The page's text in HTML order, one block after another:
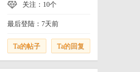
关注：10个
最后登陆：7天前
Ta的帖子 Ta的回复